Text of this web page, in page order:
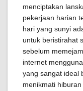
menciptakan
pekerjaan harian
hari yang sunyi
untuk beristirahat
sebelum
internet
yang sangat ideal
menikmati